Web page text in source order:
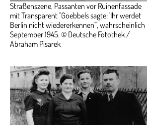
Straßenszene, Passanten vor Ruinenfassade
mit Transparent "Goebbels sagte: 'Ihr werdet
Berlin nicht wiedererkennen'", wahrscheinlich
September 1945. © Deutsche Fotothek /
Abraham Pisarek